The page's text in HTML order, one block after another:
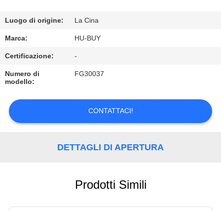
CONTATTICI
RICHIEDA
UNA
CITAZIONE
Luogo di origine: La Cina
Marca: HU-BUY
Certificazione: -
Numero di
modello:
FG30037
CONTATTACI!
DETTAGLI DI APERTURA
Prodotti Simili